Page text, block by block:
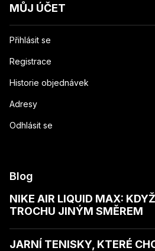
MŮJ ÚČET
Přihlásit se
Registrace
Historie objednávek
Adresy
Odhlásit se
Blog
NIKE AIR LIQUID MAX:
TROCHU JINÝM SMĚREM
JARNÍ TENISKY, KTERÉ